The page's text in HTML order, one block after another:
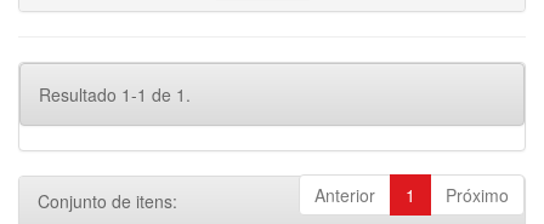
Resultado 1-1 de 1.
Anterior 1 Próximo
Conjunto de itens: